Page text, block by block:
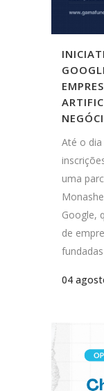
Até o
uma
Google,
de
04